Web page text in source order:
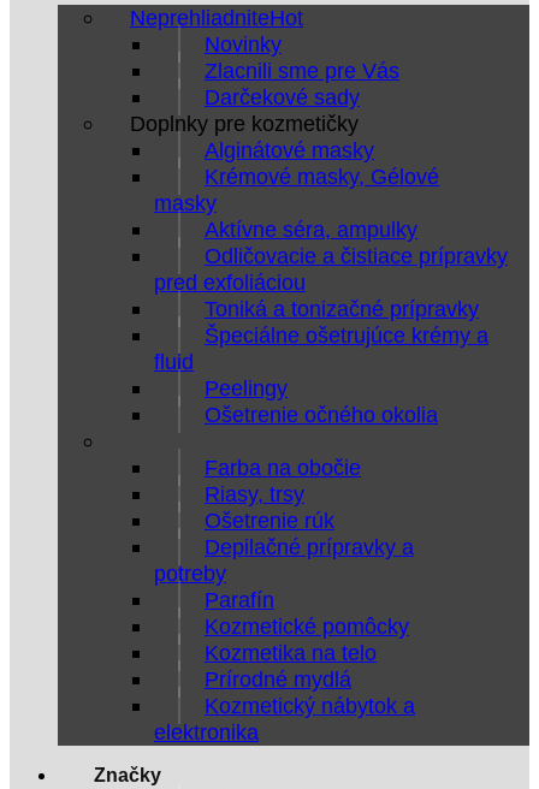
Neprehliadnite
Novinky
Zlacnili sme pre Vás
Darčekové sady
Doplnky pre kozmetičky
Alginátové masky
Krémové masky, Gélové
masky
Aktívne séra, ampulky
Odličovacie a čistiace prípravky
pred exfoliáciou
Toniká a tonizačné prípravky
Špeciálne ošetrujúce krémy a
fluid
Peelingy
Ošetrenie očného okolia
Farba na obočie
Riasy, trsy
Ošetrenie rúk
Depilačné prípravky a
potreby
Parafín
Kozmetické pomôcky
Kozmetika na telo
Prírodné mydlá
Kozmetický nábytok a
elektronika
Značky